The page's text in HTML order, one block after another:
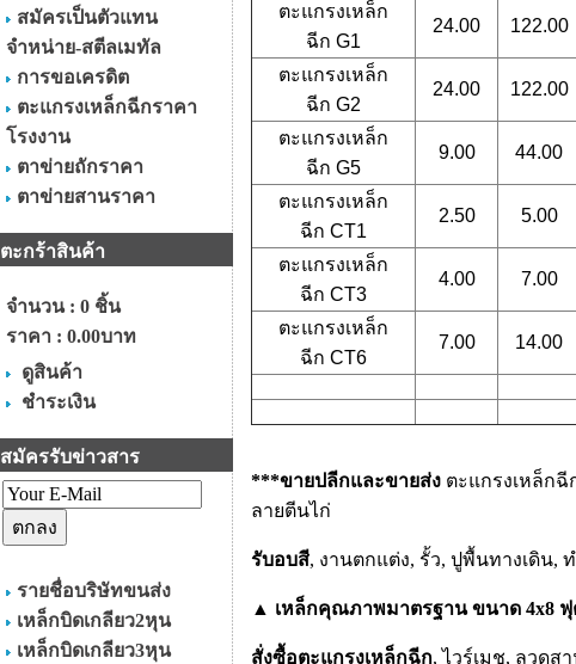
สมัครเป็นตัวแทน
จำหน่าย-สตีลเมทัล
การขอเครดิต
ตะแกรงเหล็กฉีกราคา
โรงงาน
ตาข่ายถักราคา
ตาข่ายสานราคา
ตะกร้าสินค้า
จำนวน : 0 ชิ้น
ราคา : 0.00บาท
ดูสินค้า
ชำระเงิน
สมัครรับข่าวสาร
รายชื่อบริษัทขนส่ง
เหล็กบิดเกลียว2หุน
เหล็กบิดเกลียว3หุน
ตะแกรงเหล็ก
ฉีกG1
24.00 122.00
ตะแกรงเหล็ก
ฉีกG2
24.00 122.00
ตะแกรงเหล็ก
ฉีกG5
9.00 44.00
ตะแกรงเหล็ก
ฉีกCT1
2.50 5.00
ตะแกรงเหล็ก
ฉีกCT3
4.00 7.00
ตะแกรงเหล็ก
ฉีกCT6
7.00 14.00
***ขายปลีกและขายส่ง ตะแกรงเหล็กฉี
ลายตีนไก่
รับอบสี, งานตกแต่ง, รั้ว, ปูพื้นทางเดิน,
▲ เหล็กคุณภาพมาตรฐาน ขนาด 4x8 ฟุต
สั่งซื้อตะแกรงเหล็กฉีก, ไวร์เมช, ลวดส